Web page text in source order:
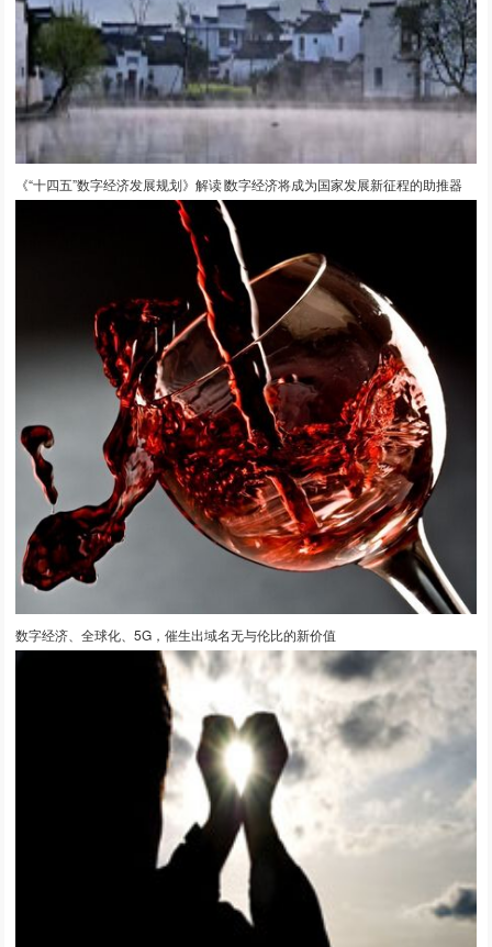
《“十四五”数字经济发展规划》解读∣数字经济将成为国家发展新征程的助推器
数字经济、全球化、5G，催生出域名无与伦比的新价值